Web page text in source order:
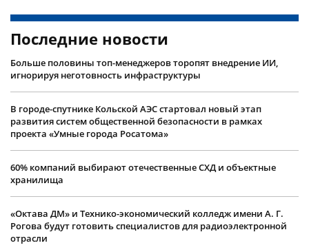
Последние новости
Больше половины топ-менеджеров торопят внедрение ИИ,
игнорируя неготовность инфраструктуры
В городе-спутнике Кольской АЭС стартовал новый этап
развития систем общественной безопасности в рамках
проекта «Умные города Росатома»
60% компаний выбирают отечественные СХД и объектные
хранилища
«Октава ДМ» и Технико-экономический колледж имени А. Г.
Рогова будут готовить специалистов для радиоэлектронной
отрасли